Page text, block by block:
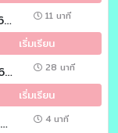
- EP.25 : รายการที่ไม่ถือเป็นรายจ่าย มาตรา 65 ตรี (3) : (วันละมาตรา) 11 นาที
เริ่มเรียน
- EP.24 : รายการที่ไม่ถือเป็นรายจ่าย มาตรา 65 ตรี (1)-(2) : (วันละมาตรา) 28 นาที
เริ่มเรียน
- EP.23 เงื่อนไขการคำนวณกำไรสุทธิ มาตรา 65 ทวิ (1) แห่งประมวลรัษฏากร : (วันละมาตรา) 4 นาที